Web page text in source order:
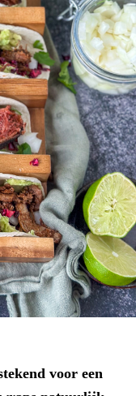
voor een